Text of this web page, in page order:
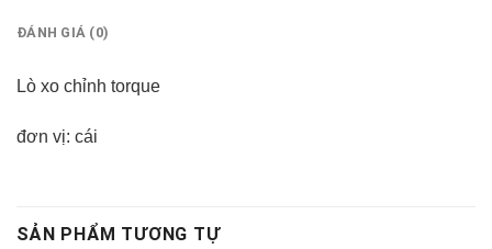
ĐÁNH GIÁ (0)
Lò xo chỉnh torque
đơn vị: cái
SẢN PHẨM TƯƠNG TỰ